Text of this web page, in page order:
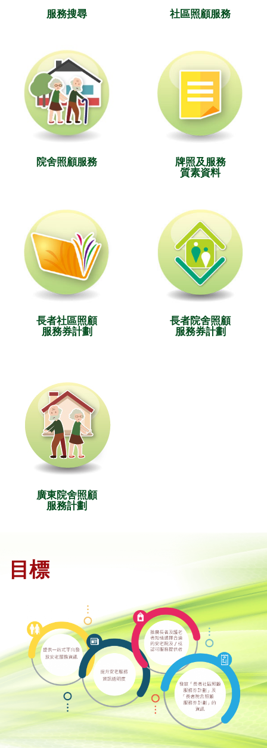
服務搜尋 社區照顧服務
院舍照顧服務
牌照及服務
質素資料
長者社區照顧
服務券計劃
長者院舍照顧
服務券計劃
廣東院舍照顧
服務計劃
目標